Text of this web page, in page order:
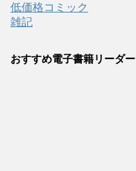
低価格コミック
雑記
おすすめ電子書籍リーダー